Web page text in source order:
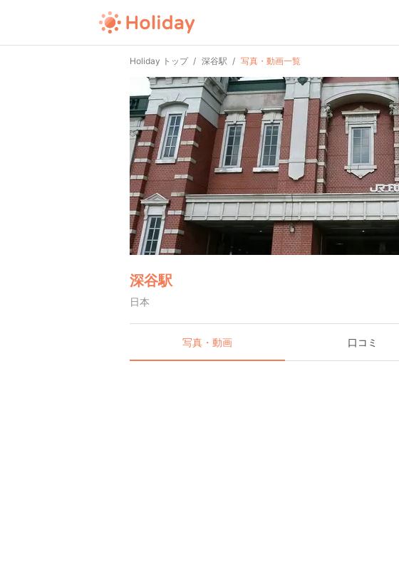
Holiday トップ 深谷駅 写真・動画一覧
深谷駅
日本
写真・動画 口コミ